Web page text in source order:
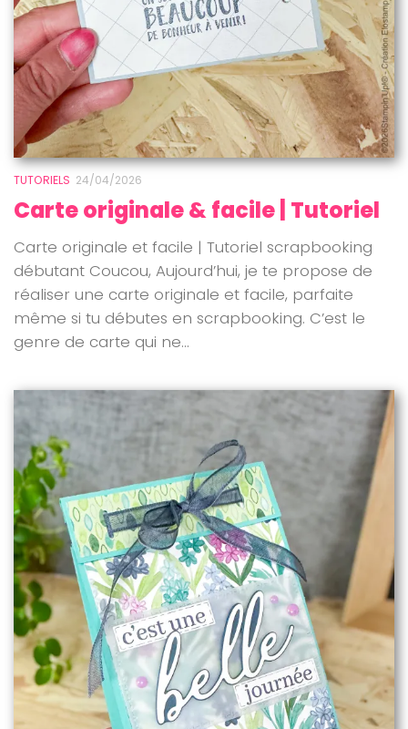
TUTORIELS 24/04/2026
Carte originale & facile | Tutoriel
Carte originale et facile | Tutoriel scrapbooking
débutant Coucou, Aujourd’hui, je te propose de
réaliser une carte originale et facile, parfaite
même si tu débutes en scrapbooking. C’est le
genre de carte qui ne...